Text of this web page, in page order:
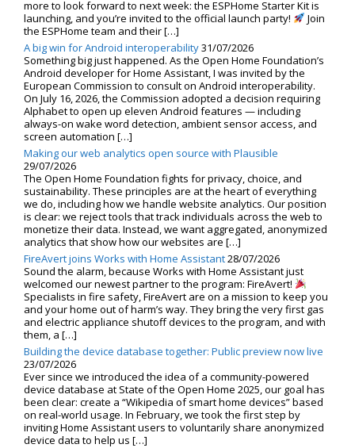
more to look forward to next week: the ESPHome Starter Kit is
launching, and you’re invited to the official launch party!
Join
the ESPHome team and their […]
A big win for Android interoperability31/07/2026
Something big just happened. As the Open Home Foundation’s
Android developer for Home Assistant, I was invited by the
European Commission to consult on Android interoperability.
On July 16, 2026, the Commission adopted a decision requiring
Alphabet to open up eleven Android features — including
always-on wake word detection, ambient sensor access, and
screen automation […]
Making our web analytics open source with Plausible
29/07/2026
The Open Home Foundation fights for privacy, choice, and
sustainability. These principles are at the heart of everything
we do, including how we handle website analytics. Our position
is clear: we reject tools that track individuals across the web to
monetize their data. Instead, we want aggregated, anonymized
analytics that show how our websites are […]
FireAvert joins Works with Home Assistant28/07/2026
Sound the alarm, because Works with Home Assistant just
welcomed our newest partner to the program: FireAvert!
Specialists in fire safety, FireAvert are on a mission to keep you
and your home out of harm’s way. They bring the very first gas
and electric appliance shutoff devices to the program, and with
them, a […]
Building the device database together: Public preview now live
23/07/2026
Ever since we introduced the idea of a community-powered
device database at State of the Open Home 2025, our goal has
been clear: create a “Wikipedia of smart home devices” based
on real-world usage. In February, we took the first step by
inviting Home Assistant users to voluntarily share anonymized
device data to help us […]